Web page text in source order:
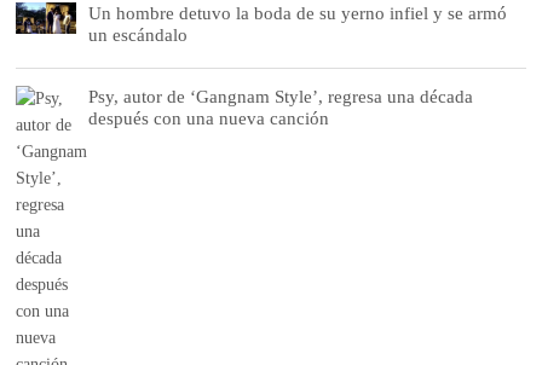
Un hombre detuvo la boda de su yerno infiel y se armó
un escándalo
Psy, autor de ‘Gangnam Style’, regresa una década
después con una nueva canción